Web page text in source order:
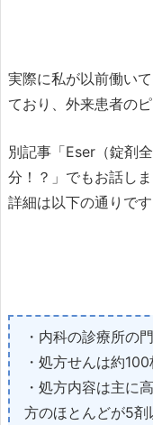
実際に私が以前働い
ており、外来患者の
別記事「Eser（錠剤
分！？」でもお話し
詳細は以下の通りです
・内科の診療所の
・処方せんは約
・処方内容は主に
方のほとんどが5剤